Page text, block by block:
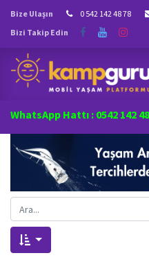
Bize Ulaşın 0 542 142 48 78
Bizi Takip Edin
WhatsApp Hattı : 0542 142